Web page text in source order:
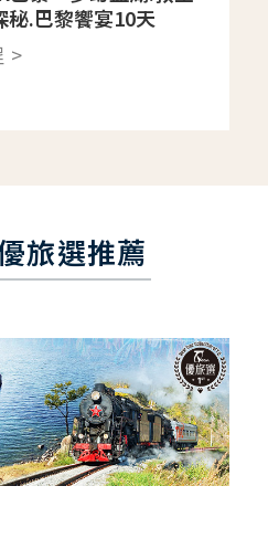
秘.巴黎饗宴10天
>
旅選推薦